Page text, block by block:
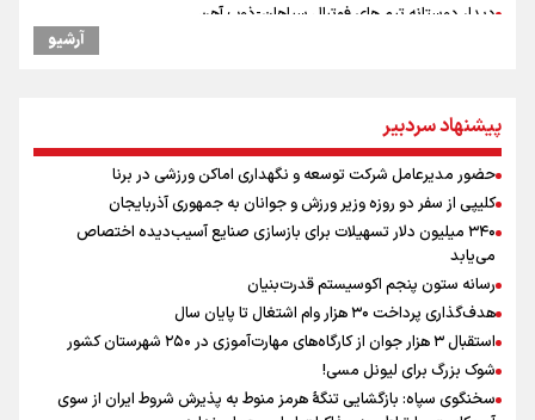
دیدار دوستانه تیم های فوتبال سپاهان-ذوب آهن
ونس: در حال کار بر روی ایجاد یک سیستم ناوبری امن هستیم
نشست معاونان فرهنگی باشگاه های لیگ برتر فوتبال
سیدمناف هاشمی در مراسم انجمن ورزشی نویسان : قدردان زحمات اهالی
رسانه به ویژه ورزشی نویسان هستیم
علت نامگذاری ۱۷ مرداد به عنوان روز خبرنگار چیست؟
فوران یک آتشفشان قدرتمند در جنوب غربی کلمبیا
سخنگوی سپاه: بازگشایی تنگۀ هرمز منوط به پذیرش شروط ایران از سوی
آمریکاست و ارتباطی به مذاکرات ایران و عمان ندارد
سیمئونه درهای انتقال آلوارز به بارسلونا را بست
آرشیو
پیشنهاد سردبیر
حضور مدیرعامل شرکت توسعه و نگهداری اماکن ورزشی در برنا
کلیپی از سفر دو روزه وزیر ورزش و جوانان به جمهوری آذربایجان
۳۴۰ میلیون دلار تسهیلات برای بازسازی صنایع آسیب‌دیده اختصاص
می‌یابد
رسانه ستون پنجم اکوسیستم قدرت‌بنیان
هدف‌گذاری پرداخت ۳۰ هزار وام اشتغال تا پایان سال
استقبال ۳ هزار جوان از کارگاه‌های مهارت‌آموزی در ۲۵۰ شهرستان کشور
شوک بزرگ برای لیونل مسی!
سخنگوی سپاه: بازگشایی تنگۀ هرمز منوط به پذیرش شروط ایران از سوی